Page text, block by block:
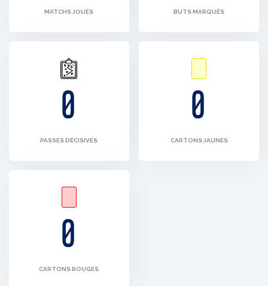
MATCHS JOUÉS BUTS MARQUÉS
0
PASSES DÉCISIVES
0
CARTONS JAUNES
0
CARTONS ROUGES